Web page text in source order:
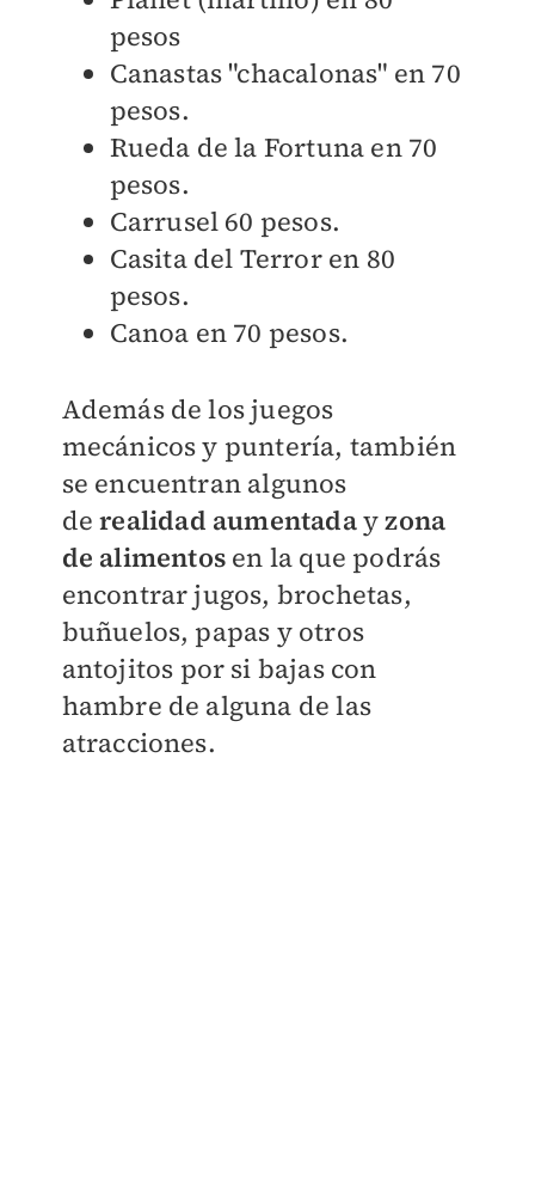
pesos
Canastas "chacalonas" en 70
pesos.
Rueda de la Fortuna en 70
pesos.
Carrusel 60 pesos.
Casita del Terror en 80
pesos.
Canoa en 70 pesos.
Además de los juegos
mecánicos y puntería, también
se encuentran algunos
derealidad aumentadayzona
de alimentos en la que podrás
encontrar jugos, brochetas,
buñuelos, papas y otros
antojitos por si bajas con
hambre de alguna de las
atracciones.